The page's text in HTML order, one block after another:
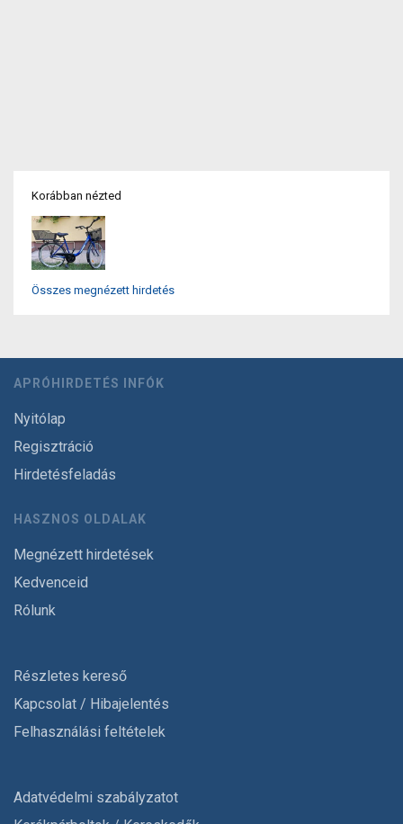
Korábban nézted
Összes megnézett hirdetés
APRÓHIRDETÉS INFÓK
Nyitólap
Regisztráció
Hirdetésfeladás
HASZNOS OLDALAK
Megnézett hirdetések
Kedvenceid
Rólunk
Részletes kereső
Kapcsolat / Hibajelentés
Felhasználási feltételek
Adatvédelmi szabályzatot